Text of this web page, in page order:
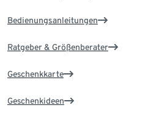
Bedienungsanleitungen
Ratgeber & Größenberater
Geschenkkarte
Geschenkideen